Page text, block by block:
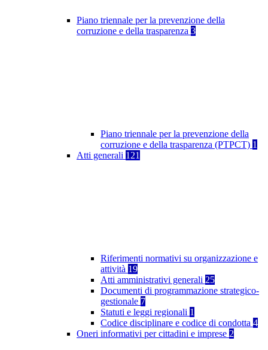
Piano triennale per la prevenzione della
corruzione e della trasparenza 3
Piano triennale per la prevenzione della
corruzione e della trasparenza (PTPCT) 1
Atti generali 121
Riferimenti normativi su organizzazione e
attività 19
Atti amministrativi generali 25
Documenti di programmazione strategico-
gestionale 7
Statuti e leggi regionali 1
Codice disciplinare e codice di condotta 4
Oneri informativi per cittadini e imprese 2